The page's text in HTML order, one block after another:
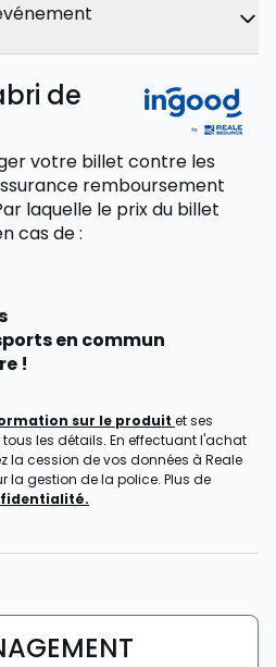
de
votre billet contre les
remboursement
laquelle le prix du billet
cas de:
en commun
!
sur le produit et ses
tous les détails. En effectuant l'achat
la cession de vos données à Reale
la gestion de la police. Plus de